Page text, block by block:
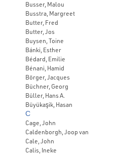
Busser, Malou
Busstra, Margreet
Butter, Fred
Butter, Jos
Buysen, Toine
Bánki, Esther
Bédard, Emilie
Bénani, Hamid
Börger, Jacques
Büchner, Georg
Büller, Hans A.
Büyükaşik, Hasan
C
Cage, John
Caldenborgh, Joop van
Cale, John
Calis, Ineke